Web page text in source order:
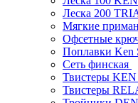
Леска 200
Мягкие
Офсетные
Поплавки Ken
Сеть финская
Твистеры
Твистеры